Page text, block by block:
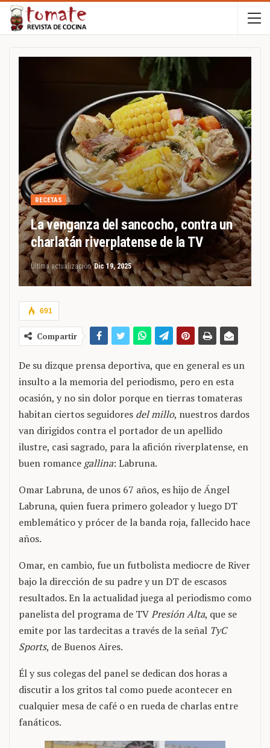
RECETAS
La venganza del sancocho, contra un
charlatán riverplatense de la TV
Última actualizaciónDic 19, 2025
691
Compartir
De su dizque prensa deportiva, que en general es un
insulto a la memoria del periodismo, pero en esta
ocasión, y no sin dolor porque en tierras tomateras
habitan ciertos seguidores del millo, nuestros dardos
van dirigidos contra el portador de un apellido
ilustre, casi sagrado, para la afición riverplatense, en
buen romance gallina: Labruna.
Omar Labruna, de unos 67 años, es hijo de Ángel
Labruna, quien fuera primero goleador y luego DT
emblemático y prócer de la banda roja, fallecido hace
años.
Omar, en cambio, fue un futbolista mediocre de River
bajo la dirección de su padre y un DT de escasos
resultados. En la actualidad juega al periodismo como
panelista del programa de TVPresión Alta, que se
emite por las tardecitas a través de la señal TyC
Sports, de Buenos Aires.
Él y sus colegas del panel se dedican dos horas a
discutir a los gritos tal como puede acontecer en
cualquier mesa de café o en rueda de charlas entre
fanáticos.